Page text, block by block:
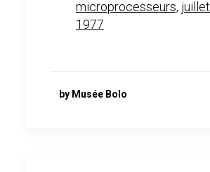
microprocesseurs, juillet
1977
by Musée Bolo